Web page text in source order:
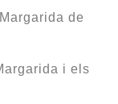
de
i els